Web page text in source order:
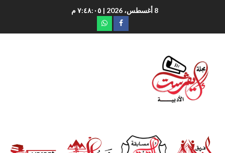
8 أغسطس، 2026 | ٧:٤٨:٠٦ م